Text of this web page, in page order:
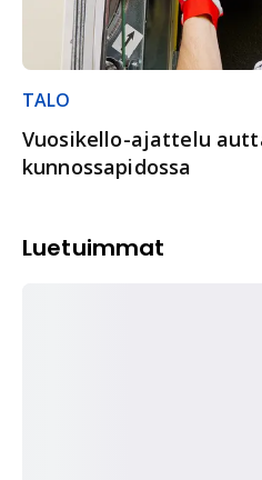
TALO
Vuosikello-ajattelu
kunnossapidossa
Luetuimmat